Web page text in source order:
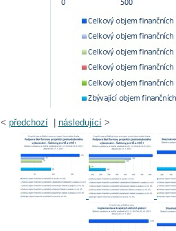
< předchozí| následující>